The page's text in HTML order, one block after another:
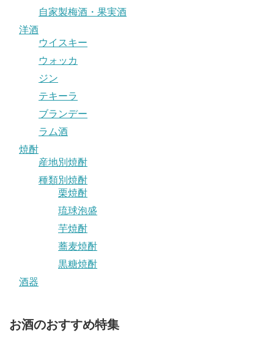
自家製梅酒・果実酒
洋酒
ウイスキー
ウォッカ
ジン
テキーラ
ブランデー
ラム酒
焼酎
産地別焼酎
種類別焼酎
栗焼酎
琉球泡盛
芋焼酎
蕎麦焼酎
黒糖焼酎
酒器
お酒のおすすめ特集